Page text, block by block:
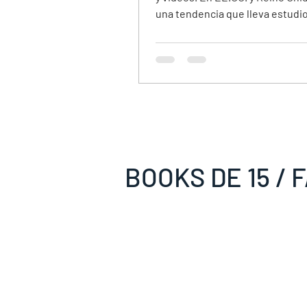
una tendencia que lleva
anécdotas y mensajes de los
Esta guía explica qué es el
BOOKS DE 15 /